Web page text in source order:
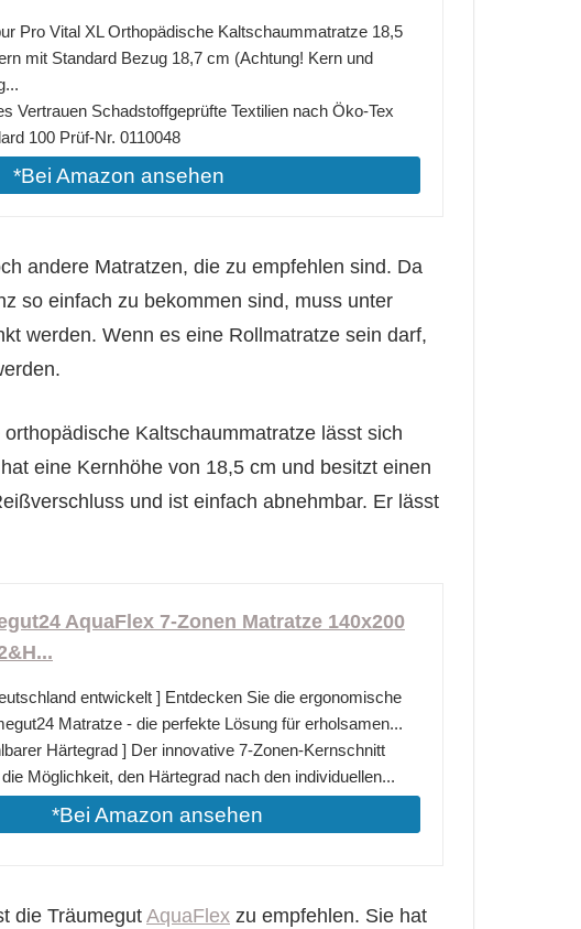
Pro Vital XL Orthopädische Kaltschaummatratze 18,5
mit Standard Bezug 18,7 cm (Achtung! Kern und
Vertrauen Schadstoffgeprüfte Textilien nach Öko-Tex
100 Prüf-Nr. 0110048
*Bei Amazon ansehen
andere Matratzen, die zu empfehlen sind. Da
so einfach zu bekommen sind, muss unter
werden. Wenn es eine Rollmatratze sein darf,
Kaltschaummatratze lässt sich
eine Kernhöhe von 18,5 cm und besitzt einen
und ist einfach abnehmbar. Er lässt
AquaFlex 7-Zonen Matratze 140x200
entwickelt ] Entdecken Sie die ergonomische
Matratze - die perfekte Lösung für erholsamen...
Härtegrad ] Der innovative 7-Zonen-Kernschnitt
Möglichkeit, den Härtegrad nach den individuellen...
*Bei Amazon ansehen
die TräumegutAquaFlex zu empfehlen. Sie hat